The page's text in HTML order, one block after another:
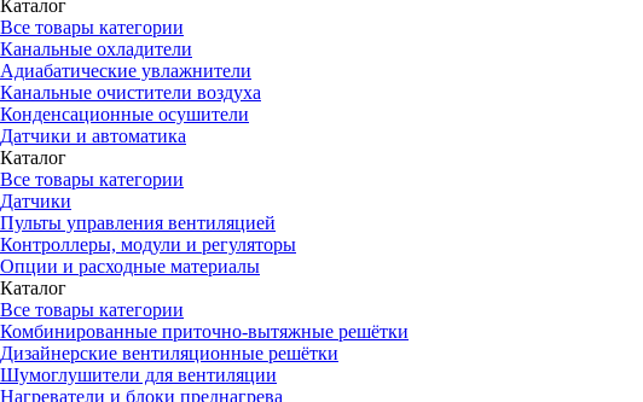
Каталог
Все товары категории
Канальные охладители
Адиабатические увлажнители
Канальные очистители воздуха
Конденсационные осушители
Датчики и автоматика
Каталог
Все товары категории
Датчики
Пульты управления вентиляцией
Контроллеры, модули и регуляторы
Опции и расходные материалы
Каталог
Все товары категории
Комбинированные приточно-вытяжные решётки
Дизайнерские вентиляционные решётки
Шумоглушители для вентиляции
Нагреватели и блоки преднагрева